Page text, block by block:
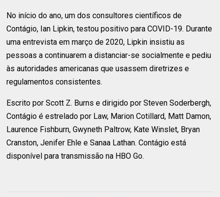
No início do ano, um dos consultores científicos de
Contágio, Ian Lipkin, testou positivo para COVID-19. Durante
uma entrevista em março de 2020, Lipkin insistiu as
pessoas a continuarem a distanciar-se socialmente e pediu
às autoridades americanas que usassem diretrizes e
regulamentos consistentes.
Escrito por Scott Z. Burns e dirigido por Steven Soderbergh,
Contágio é estrelado por Law, Marion Cotillard, Matt Damon,
Laurence Fishburn, Gwyneth Paltrow, Kate Winslet, Bryan
Cranston, Jenifer Ehle e Sanaa Lathan. Contágio está
disponível para transmissão na HBO Go.